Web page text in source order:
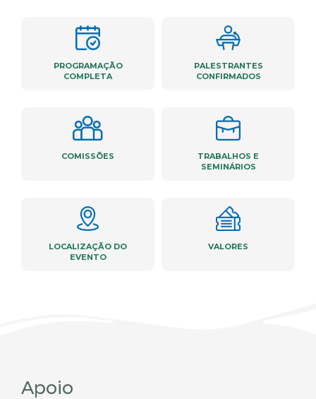
PROGRAMAÇÃO
COMPLETA
PALESTRANTES
CONFIRMADOS
COMISSÕES
TRABALHOS E
SEMINÁRIOS
LOCALIZAÇÃO DO
EVENTO
VALORES
Apoio